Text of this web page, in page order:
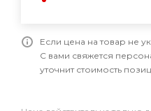
Если цена на товар не
С вами свяжется
уточнит стоимость